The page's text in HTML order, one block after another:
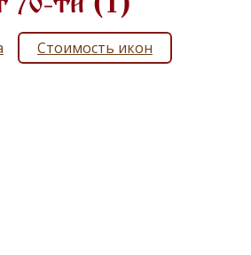
70-ти (I)
Стоимость икон